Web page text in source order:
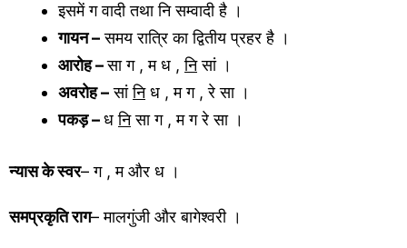
इसमें ग वादी तथा नि सम्वादी है ।
गायन –समय रात्रि का द्वितीय प्रहर है ।
आरोह –सा ग , म ध ,निसां ।
अवरोह –सांनिध , म ग , रे सा ।
पकड़ –धनिसा ग , म ग रे सा ।
न्यास के स्वर– ग , म और ध ।
समप्रकृति राग– मालगुंजी और बागेश्वरी ।